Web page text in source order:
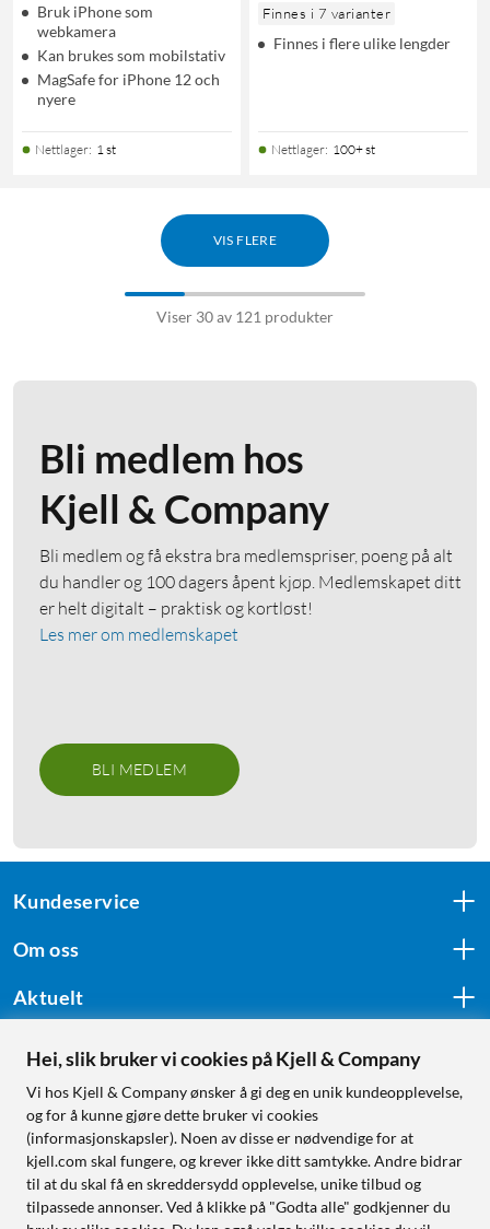
Bruk iPhone som
webkamera
Kan brukes som mobilstativ
MagSafe for iPhone 12 och
nyere
Nettlager: 1 st
Finnes i 7 varianter
Finnes i flere ulike lengder
Nettlager: 100+ st
VIS FLERE
Viser 30 av 121 produkter
Bli medlem hos
Kjell & Company
Bli medlem og få ekstra bra medlemspriser, poeng på alt
du handler og 100 dagers åpent kjøp. Medlemskapet ditt
er helt digitalt – praktisk og kortløst!
Les mer om medlemskapet
BLI MEDLEM
Kundeservice
Om oss
Aktuelt
Følg oss
Handle fra:
Sverige
Hei, slik bruker vi cookies på Kjell & Company
Vi hos Kjell & Company ønsker å gi deg en unik kundeopplevelse,
og for å kunne gjøre dette bruker vi cookies
(informasjonskapsler). Noen av disse er nødvendige for at
kjell.com skal fungere, og krever ikke ditt samtykke. Andre bidrar
til at du skal få en skreddersydd opplevelse, unike tilbud og
tilpassede annonser. Ved å klikke på "Godta alle" godkjenner du